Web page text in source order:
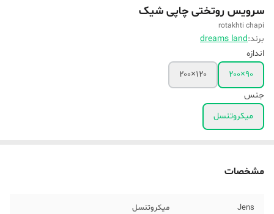
سرویس روتختی چاپی شیک
rotakhti chapi
برند:dreams land
اندازه
۹۰×۲۰۰
۱۲۰×۲۰۰
جنس
میکروتنسل
مشخصات
Jens میکروتنسل